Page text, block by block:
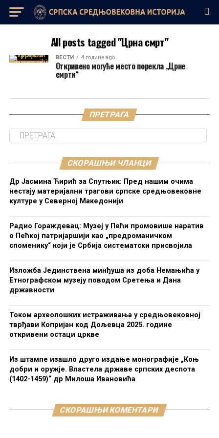
All posts tagged "Црна смрт"
ВЕСТИ 4 године ago
Откривено могуће место порекла „Црне
смрти“
ПРЕТРАГА
СКОРАШЊИ ЧЛАНЦИ
Др Јасмина Ћирић за Спутњик: Пред нашим очима
нестају материјални трагови српске средњовековне
културе у Северној Македонији
Радио Гораждевац: Музеј у Пећи промовише наратив
о Пећкој патријаршији као „предроманичком
споменику“ који је Србија систематски присвојила
Изложба Јединствена минђуша из доба Немањића у
Етнографском музеју поводом Сретења и Дана
државности
Током археолошких истраживања у средњовековној
тврђави Копријан код Дољевца 2025. године
откривени остаци цркве
Из штампе изашло друго издање монографије „Коњ
добри и оружје. Властела државе српских деспота
(1402-1459)“ др Милоша Ивановића
СКОРАШЊИ КОМЕНТАРИ